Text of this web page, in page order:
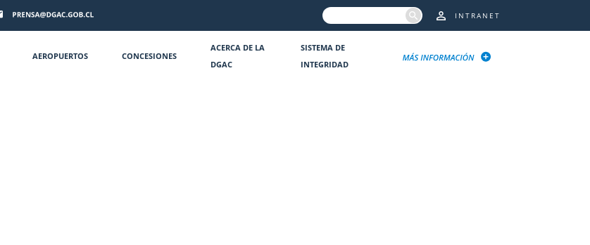
INTRANET
AEROPUERTOS CONCESIONES
ACERCA DE LA
DGAC
SISTEMA DE
INTEGRIDAD